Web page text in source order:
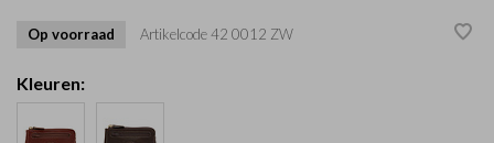
Op voorraad Artikelcode42 0012 ZW
Kleuren: